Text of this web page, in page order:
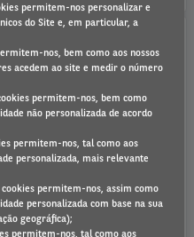
Oferta Especial
permitem-nos personalizar e
do Site e, em particular, a
nos, bem como aos nossos
acedem ao site e medir o número
permitem-nos, bem como
não personalizada de acordo
permitem-nos, tal como aos
personalizada, mais relevante
permitem-nos, assim como
personalizada com base na sua
geográfica);
permitem-nos, tal como aos